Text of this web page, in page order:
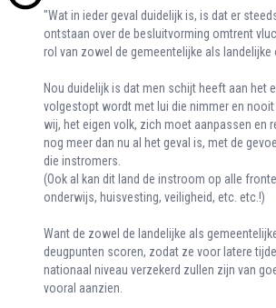
"Wat in ieder geval duidelijk is, is dat er
ontstaan over de besluitvorming omtrent
rol van zowel de gemeentelijke als landelijke
Nou duidelijk is dat men schijt heeft aan het
volgestopt wordt met lui die nimmer en
wij, het eigen volk, zich moet aanpassen en
nog meer dan nu al het geval is, met de
die instromers.
(Ook al kan dit land de instroom op alle
onderwijs, huisvesting, veiligheid, etc. etc.!)
Want de zowel de landelijke als
deugpunten scoren, zodat ze voor latere
nationaal niveau verzekerd zullen zijn van
vooral aanzien.